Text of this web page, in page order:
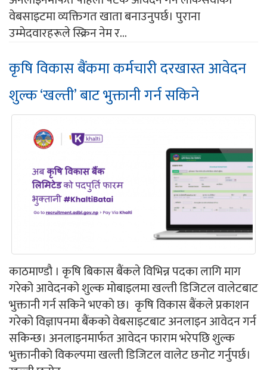
वेबसाइटमा व्यक्तिगत खाता बनाउनुपर्छ। पुराना
उम्मेदवारहरूले स्क्रिन नेम र...
कृषि विकास बैंकमा कर्मचारी दरखास्त आवेदन
शुल्क ‘खल्ती’ बाट भुक्तानी गर्न सकिने
काठमाण्डौ । कृषि बिकास बैंकले विभिन्न पदका लागि माग
गरेको आवेदनको शुल्क मोबाइलमा खल्ती डिजिटल वालेटबाट
भुक्तानी गर्न सकिने भएको छ। कृषि विकास बैंकले प्रकाशन
गरेको विज्ञापनमा बैंकको वेबसाइटबाट अनलाइन आवेदन गर्न
सकिन्छ। अनलाइनमार्फत आवेदन फाराम भरेपछि शुल्क
भुक्तानीको विकल्पमा खल्ती डिजिटल वालेट छनोट गर्नुपर्छ।